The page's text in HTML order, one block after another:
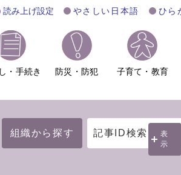
読み上げ設定 やさしい日本語 ひら
・手続き 防災・防犯 子育て・教育
組織から探す 記事ID検索
表
示